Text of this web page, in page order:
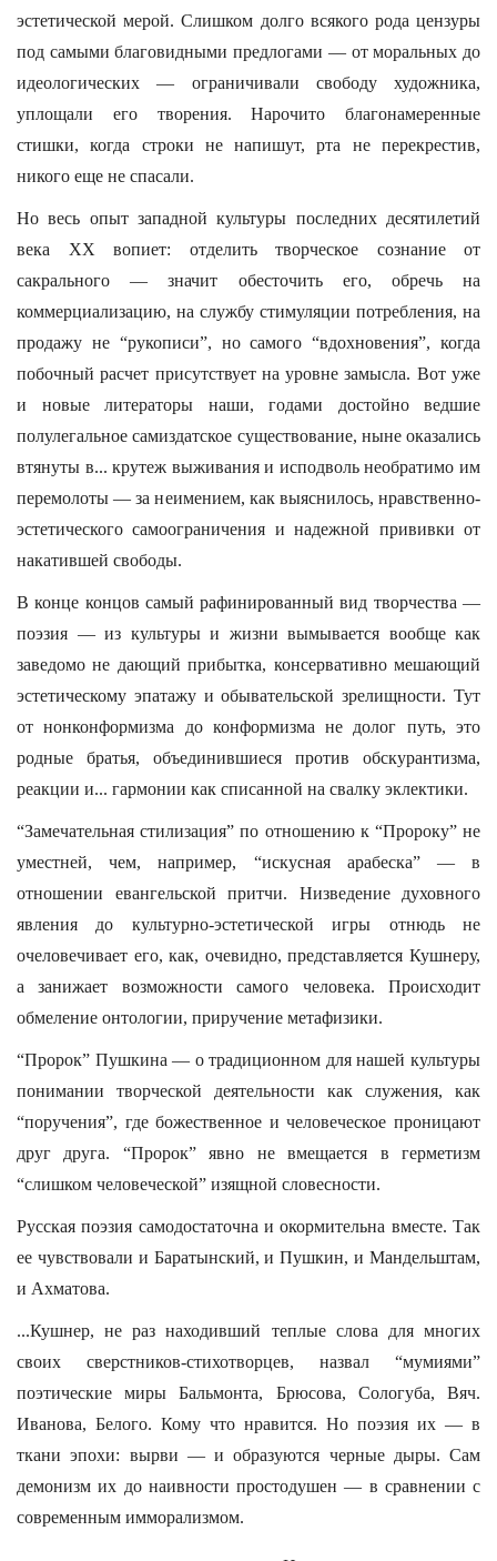
эстетической мерой. Слишком долго всякого рода цензуры
под самыми благовидными предлогами — от моральных до
идеологических — ограничивали свободу художника,
уплощали его творения. Нарочито благонамеренные
стишки, когда строки не напишут, рта не перекрестив,
никого еще не спасали.
Но весь опыт западной культуры последних десятилетий
века ХХ вопиет: отделить творческое сознание от
сакрального — значит обесточить его, обречь на
коммерциализацию, на службу стимуляции потребления, на
продажу не “рукописи”, но самого “вдохновения”, когда
побочный расчет присутствует на уровне замысла. Вот уже
и новые литераторы наши, годами достойно ведшие
полулегальное самиздатское существование, ныне оказались
втянуты в... крутеж выживания и исподволь необратимо им
перемолоты — за неимением, как выяснилось, нравственно-
эстетического самоограничения и надежной прививки от
накатившей свободы.
В конце концов самый рафинированный вид творчества —
поэзия — из культуры и жизни вымывается вообще как
заведомо не дающий прибытка, консервативно мешающий
эстетическому эпатажу и обывательской зрелищности. Тут
от нонконформизма до конформизма не долог путь, это
родные братья, объединившиеся против обскурантизма,
реакции и... гармонии как списанной на свалку эклектики.
“Замечательная стилизация” по отношению к “Пророку” не
уместней, чем, например, “искусная арабеска” — в
отношении евангельской притчи. Низведение духовного
явления до культурно-эстетической игры отнюдь не
очеловечивает его, как, очевидно, представляется Кушнеру,
а занижает возможности самого человека. Происходит
обмеление онтологии, приручение метафизики.
“Пророк” Пушкина — о традиционном для нашей культуры
понимании творческой деятельности как служения, как
“поручения”, где божественное и человеческое проницают
друг друга. “Пророк” явно не вмещается в герметизм
“слишком человеческой” изящной словесности.
Русская поэзия самодостаточна и окормительна вместе. Так
ее чувствовали и Баратынский, и Пушкин, и Мандельштам,
и Ахматова.
...Кушнер, не раз находивший теплые слова для многих
своих сверстников-стихотворцев, назвал “мумиями”
поэтические миры Бальмонта, Брюсова, Сологуба, Вяч.
Иванова, Белого. Кому что нравится. Но поэзия их — в
ткани эпохи: вырви — и образуются черные дыры. Сам
демонизм их до наивности простодушен — в сравнении с
современным имморализмом.